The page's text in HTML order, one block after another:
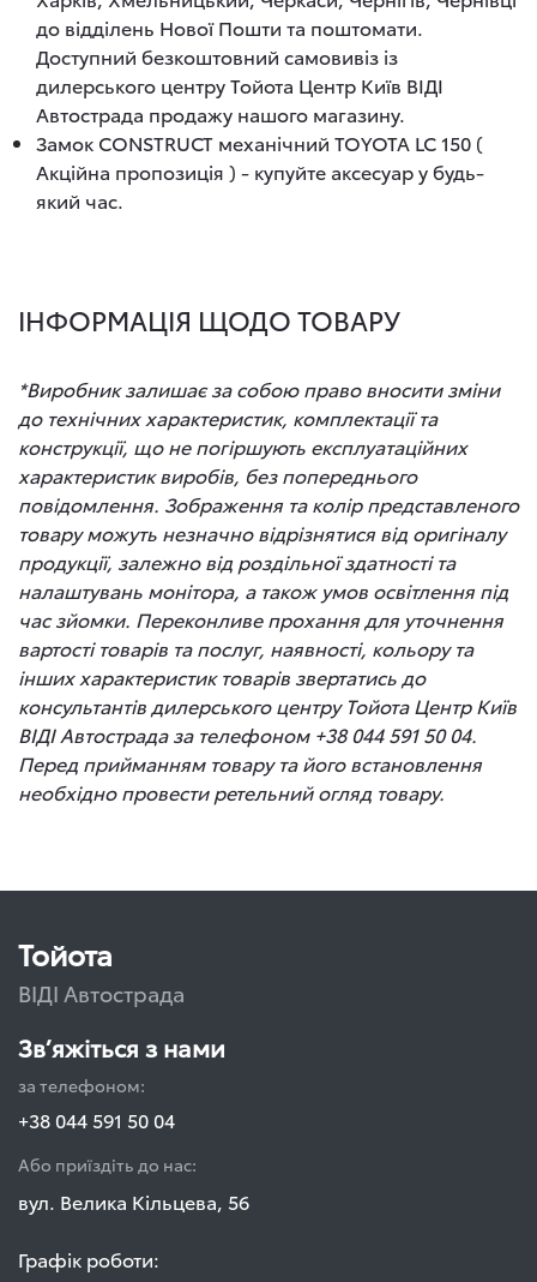
до відділень Нової Пошти та поштомати.
Доступний безкоштовний самовивіз із
дилерського центру Тойота Центр Київ ВІДІ
Автострада продажу нашого магазину.
Замок CONSTRUCT механічний TOYOTA LC 150 (
Акційна пропозиція ) - купуйте аксесуар у будь-
який час.
ІНФОРМАЦІЯ ЩОДО ТОВАРУ
*Виробник залишає за собою право вносити зміни
до технічних характеристик, комплектації та
конструкції, що не погіршують експлуатаційних
характеристик виробів, без попереднього
повідомлення. Зображення та колір представленого
товару можуть незначно відрізнятися від оригіналу
продукції, залежно від роздільної здатності та
налаштувань монітора, а також умов освітлення під
час зйомки. Переконливе прохання для уточнення
вартості товарів та послуг, наявності, кольору та
інших характеристик товарів звертатись до
консультантів дилерського центру Тойота Центр Київ
ВІДІ Автострада за телефоном +38 044 591 50 04.
Перед прийманням товару та його встановлення
необхідно провести ретельний огляд товару.
Тойота
ВІДІ Автострада
Зв’яжіться з нами
за телефоном:
+38 044 591 50 04
Або приїздіть до нас:
вул. Велика Кільцева, 56
Графік роботи: